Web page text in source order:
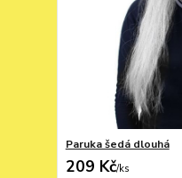
Paruka šedá dlouhá
209 Kč/ks